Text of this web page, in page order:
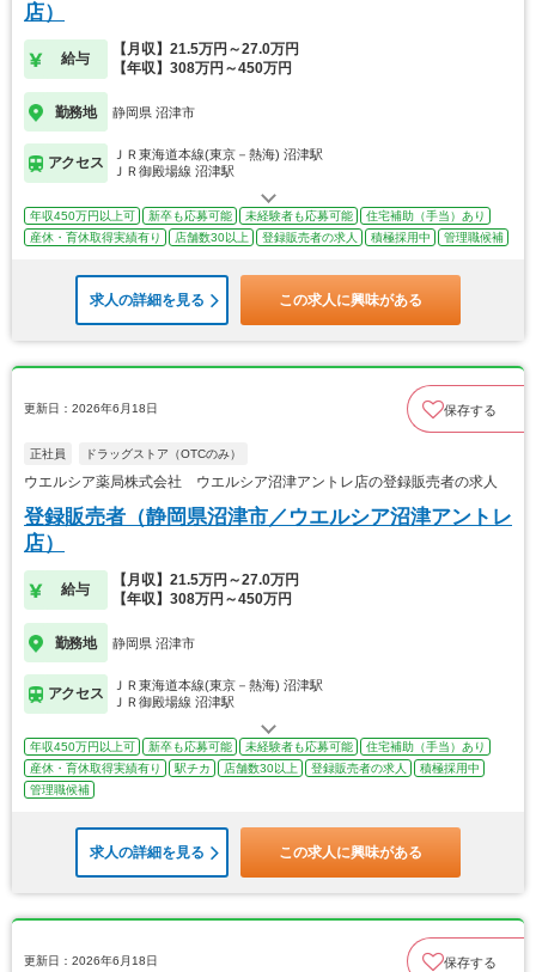
店）
給与
【月収】21.5万円～27.0万円
【年収】308万円～450万円
勤務地 静岡県 沼津市
アクセス
ＪＲ東海道本線(東京－熱海) 沼津駅
ＪＲ御殿場線 沼津駅
年収450万円以上可 新卒も応募可能 未経験者も応募可能
住宅補助（手当）あり
産休・育休取得実績有り
店舗数30以上 登録販売者の求人 積極採用中 管理職候補
求人の詳細を見る この求人に興味がある
更新日：2026年6月18日 保存する
正社員 ドラッグストア（OTCのみ）
ウエルシア薬局株式会社 ウエルシア沼津アントレ店の登録販売者の求人
登録販売者（静岡県沼津市／ウエルシア沼津アントレ
店）
給与
【月収】21.5万円～27.0万円
【年収】308万円～450万円
勤務地 静岡県 沼津市
アクセス
ＪＲ東海道本線(東京－熱海) 沼津駅
ＪＲ御殿場線 沼津駅
年収450万円以上可 新卒も応募可能 未経験者も応募可能
住宅補助（手当）あり
産休・育休取得実績有り
駅チカ 店舗数30以上 登録販売者の求人
積極採用中
管理職候補
求人の詳細を見る この求人に興味がある
更新日：2026年6月18日 保存する